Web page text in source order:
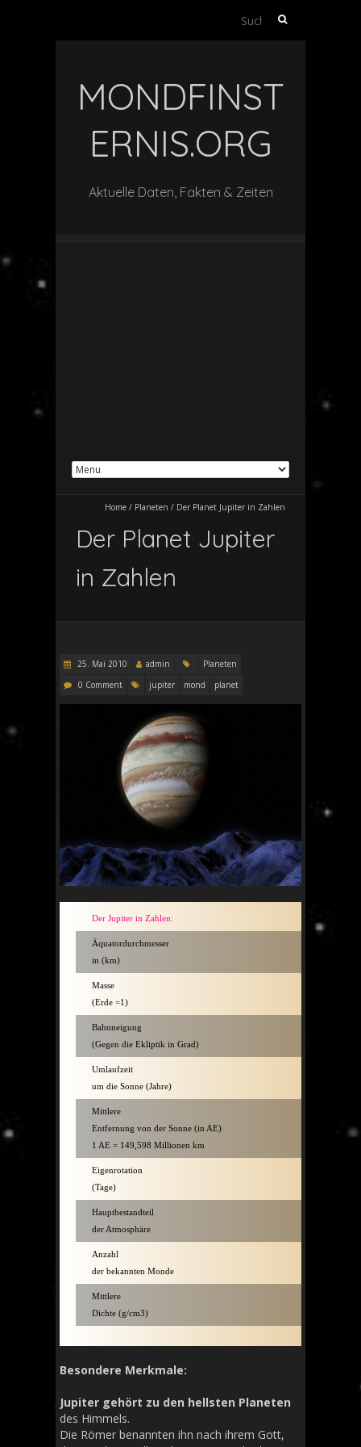
Suche
MONDFINST
ERNIS.ORG
Aktuelle Daten, Fakten & Zeiten
Home / Planeten / Der Planet Jupiter in Zahlen
Der Planet Jupiter
in Zahlen
25. Mai 2010 admin
Planeten
0 Comment
jupiter mond planet
Der Jupiter in Zahlen:
Äquatordurchmesser
in (km)
Masse
(Erde =1)
Bahnneigung
(Gegen die Ekliptik in Grad)
Umlaufzeit
um die Sonne (Jahre)
Mittlere
Entfernung von der Sonne (in AE)
1 AE = 149,598 Millionen km
Eigenrotation
(Tage)
Hauptbestandteil
der Atmosphäre
Anzahl
der bekannten Monde
Mittlere
Dichte (g/cm3)
Besondere Merkmale:
Jupiter gehört zu den hellsten Planeten
des Himmels.
Die Römer benannten ihn nach ihrem Gott,